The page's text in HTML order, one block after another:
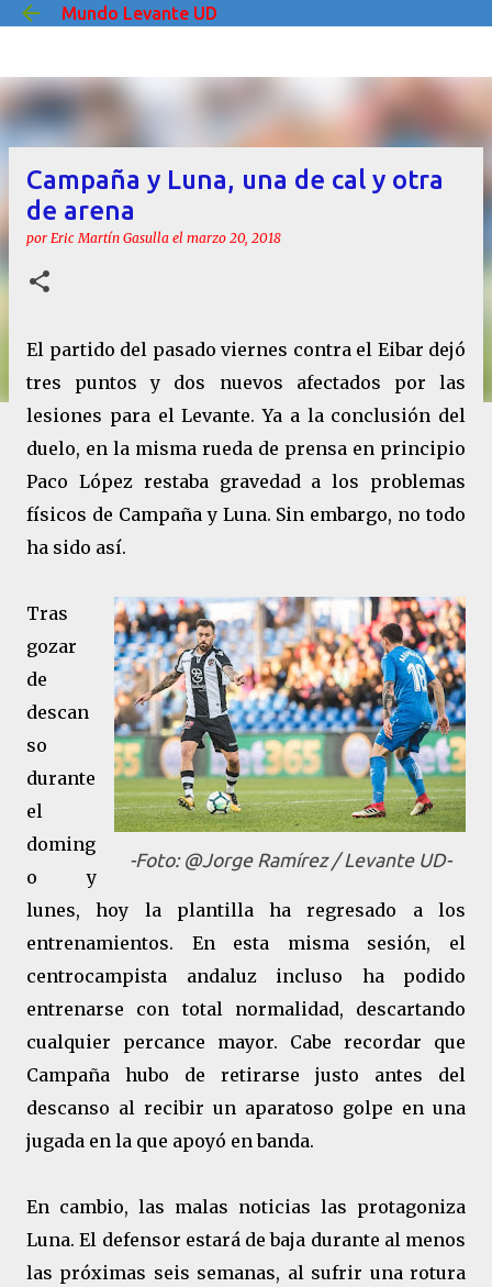
Ir al contenido principal
Mundo Levante UD
Campaña y Luna, una de cal y otra
de arena
por Eric Martín Gasulla el marzo 20, 2018
El partido del pasado viernes contra el Eibar dejó
tres puntos y dos nuevos afectados por las
lesiones para el Levante. Ya a la conclusión del
duelo, en la misma rueda de prensa en principio
Paco López restaba gravedad a los problemas
físicos de Campaña y Luna. Sin embargo, no todo
ha sido así.
-Foto: @Jorge Ramírez / Levante UD-
Tras
gozar
de
descan
so
durante
el
doming
o y
lunes, hoy la plantilla ha regresado a los
entrenamientos. En esta misma sesión, el
centrocampista andaluz incluso ha podido
entrenarse con total normalidad, descartando
cualquier percance mayor. Cabe recordar que
Campaña hubo de retirarse justo antes del
descanso al recibir un aparatoso golpe en una
jugada en la que apoyó en banda.
En cambio, las malas noticias las protagoniza
Luna. El defensor estará de baja durante al menos
las próximas seis semanas, al sufrir una rotura